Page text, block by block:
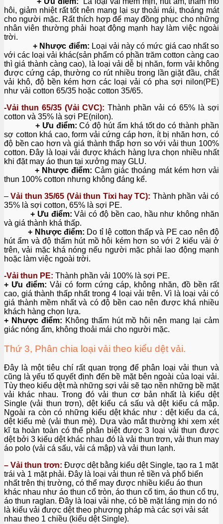
hôi, giảm nhiệt rất tốt nên mang lại sự thoải mái, thoáng mát
cho người mặc. Rất thích hợp để may đồng phục cho những
nhân viên thường phải hoạt động mạnh hay làm việc ngoài
trời.
+ Nhược điểm: Loại vải này có mức giá cao nhất so
với các loại vải khác(sản phẩm có phần trăm cotton càng cao
thì giá thành càng cao), là loại vải dễ bị nhăn, form vải không
được cứng cáp, thường co rút nhiều trong lần giặt đầu, chất
vải khô, độ bền kém hơn các loại vải có pha sợi nilon(PE)
như vải cotton 65/35 hoặc cotton 35/65.
-Vải thun 65/35 (Vải CVC): Thành phần vải có 65% là sợi
cotton và 35% là sợi PE(nilon).
+ Ưu điểm: Có độ hút ẩm khá tốt do có thành phần
sợ cotton khá cao, form vải cứng cáp hơn, ít bị nhăn hơn, có
độ bền cao hơn và giá thành thấp hơn so với vải thun 100%
cotton. Đây là loại vải được khách hàng lựa chọn nhiều nhất
khi đặt may áo thun tại xưởng may GLU.
+ Nhược điểm: Cảm giác thoáng mát kém hơn vải
thun 100% cotton nhưng không đáng kể.
–Vải thun 35/65 (Vải thun Tixi hay TC): Thành phần vải có
35% là sợi cotton, 65% là sợi PE.
+ Ưu điểm: Vải có độ bền cao, hầu như không nhăn
và giá thành khá thấp.
+ Nhược điểm: Do tỉ lệ cotton thấp và PE cao nên độ
hút ẩm và độ thấm hút mồ hôi kém hơn so với 2 kiểu vải ở
trên, vải mặc khá nóng nếu người mặc phải lao động mạnh
hoặc làm việc ngoài trời.
-Vải thun PE: Thành phần vải 100% là sợi PE.
+ Ưu điểm: Vải có form cứng cáp, không nhăn, đồ bền rất
cao, giá thành thấp nhất trong 4 loại vải trên. Vì là loại vải có
giá thành mềm nhất và có độ bền cao nên được khá nhiều
khách hàng chọn lựa.
+ Nhược điểm: Không thấm hút mồ hôi nên mang lại cảm
giác nóng ẩm, không thoải mái cho người mặc.
Thứ 3, Phân chia loại vải theo kiểu dệt vải.
Đây là một tiêu chí rất quan trọng để phân loại vải thun và
cũng là yếu tố quyết định đến bề mặt bên ngoài của loại vải.
Tùy theo kiểu dệt mà những sợi vải sẽ tạo nền những bề mặt
vải khác nhau. Trong đó vải thun cơ bản nhất là kiểu dệt
Single (vải thun trơn), dệt kiểu cá sấu và dệt kiểu cá mập.
Ngoài ra còn có những kiểu dệt khác như : dệt kiểu da cá,
dệt kiểu mè (vải thun mè). Dựa vào mắt thường khi xem xét
kĩ ta hoàn toàn có thể phân biệt được 3 loại vải thun được
dệt bởi 3 kiểu dệt khác nhau đó là vải thun trơn, vải thun may
áo polo (vải cá sấu, vải cá mập) và vải thun lạnh.
– Vải thun trơn: Được dệt bằng kiểu dệt Single, tạo ra 1 mặt
trái và 1 mặt phải. Đây là loại vải thun rẻ tiền và phổ biến
nhất trên thị trường, có thể may được nhiều kiểu áo thun
khác nhau như áo thun cổ tròn, áo thun cổ tim, áo thun cổ trụ,
áo thun raglan. Đây là loại vải nhẹ, có bề mặt láng mịn do nó
là kiểu vải được dệt theo phương pháp mà các sợi vải sát
nhau theo 1 chiều (kiểu dệt Single).